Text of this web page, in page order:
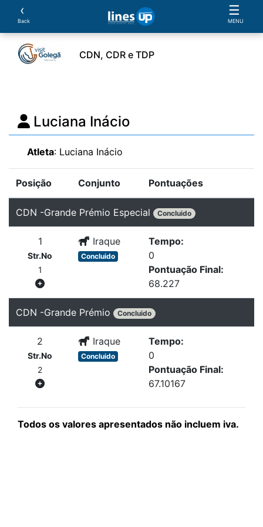
‹
Back
☰
MENU
CDN, CDR e TDP
Luciana Inácio
Atleta: Luciana Inácio
Posição Conjunto Pontuações
CDN -Grande Prémio Especial Concluido
1
Str.No
1
Iraque
Concluido
Tempo:
0
Pontuação Final:
68.227
CDN -Grande Prémio Concluido
2
Str.No
2
Iraque
Concluido
Tempo:
0
Pontuação Final:
67.10167
Todos os valores apresentados não incluem iva.